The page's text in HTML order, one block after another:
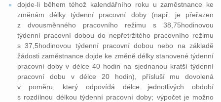
dojde-li během téhož kalendářního roku u zaměstnance ke
změnám délky týdenní pracovní doby (např. je přeřazen
z dvousměnného pracovního režimu s 38,75hodinovou
týdenní pracovní dobou do nepřetržitého pracovního režimu
s 37,5hodinovou týdenní pracovní dobou nebo na základě
žádosti zaměstnance dojde ke změně délky stanovené týdenní
pracovní doby v délce 40 hodin na sjednanou kratší týdenní
pracovní dobu v délce 20 hodin), přísluší mu dovolená
v poměru, který odpovídá délce jednotlivých období
s rozdílnou délkou týdenní pracovní doby; výpočet je možno